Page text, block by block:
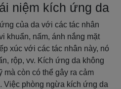
niệm kích ứng da
của da với các tác nhân
khuẩn, nấm, ánh nắng mặt
xúc với các tác nhân này, nó
rộp, vv. Kích ứng da không
mà còn có thể gây ra cảm
Việc phòng ngừa kích ứng da